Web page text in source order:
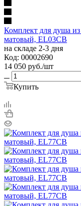
Комплект для душа
матовый, EL03CB
на складе 2-3 дня
Код: 00002690
14 050 руб./шт
Купить